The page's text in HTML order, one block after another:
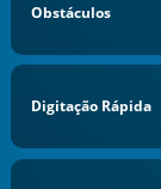
Obstáculos
Digitação Rápida